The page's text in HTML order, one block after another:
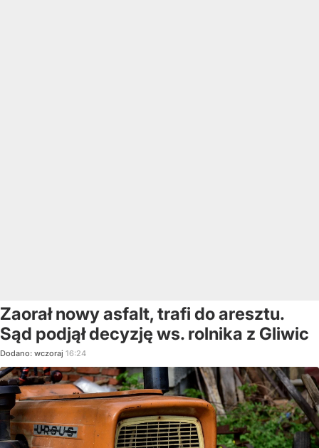
Zaorał nowy asfalt, trafi do aresztu.
Sąd podjął decyzję ws. rolnika z Gliwic
Dodano: wczoraj 16:24